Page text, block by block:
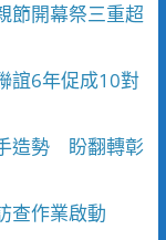
開幕祭三重超
誼6年促成10對
造勢 盼翻轉彰
查作業啟動